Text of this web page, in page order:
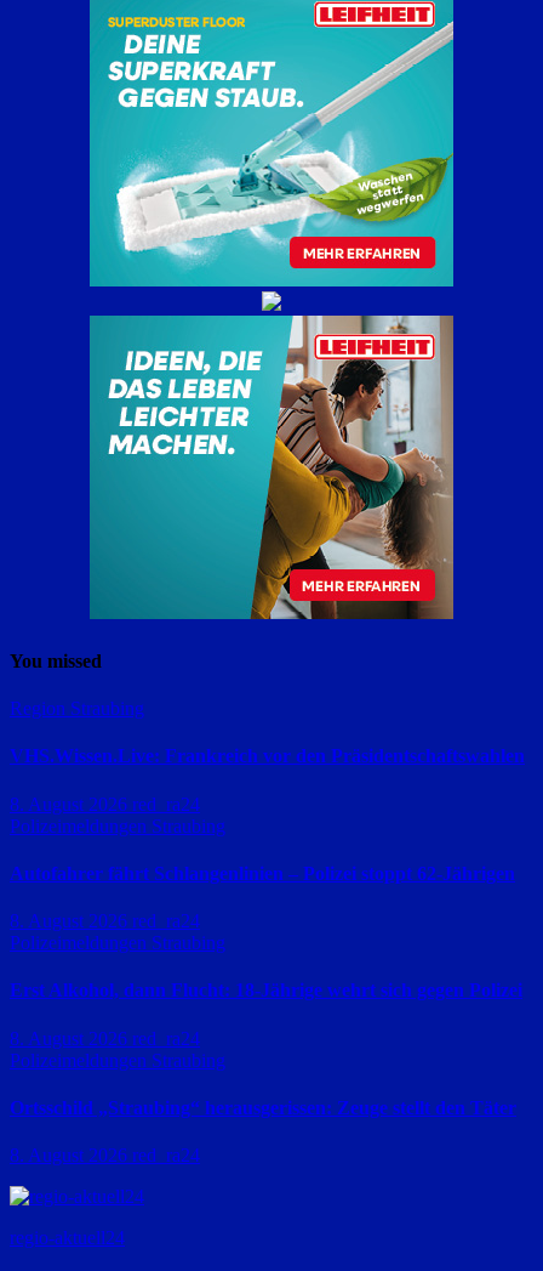
You missed
Region Straubing
VHS.Wissen.Live: Frankreich vor den Präsidentschaftswahlen
8. August 2026 red_ra24
Polizeimeldungen Straubing
Autofahrer fährt Schlangenlinien – Polizei stoppt 62-Jährigen
8. August 2026 red_ra24
Polizeimeldungen Straubing
Erst Alkohol, dann Flucht: 18-Jährige wehrt sich gegen Polizei
8. August 2026 red_ra24
Polizeimeldungen Straubing
Ortsschild „Straubing“ herausgerissen: Zeuge stellt den Täter
8. August 2026 red_ra24
regio-aktuell24